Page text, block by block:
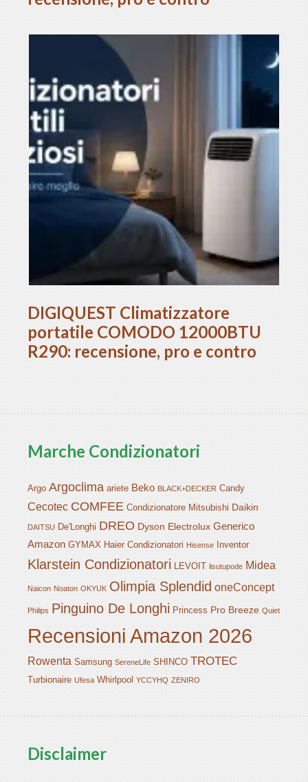
DIGIQUEST Climatizzatore
portatile COMODO 12000BTU
R290: recensione, pro e contro
Marche Condizionatori
Argo Argoclima ariete Beko BLACK+DECKER Candy
Cecotec COMFEE Condizionatore Mitsubishi Daikin
DAITSU De'Longhi DREO Dyson Electrolux Generico
Amazon GYMAX Haier Condizionatori Hisense Inventor
Klarstein Condizionatori LEVOIT lisutupode Midea
Naicon Noaton OKYUK Olimpia Splendid oneConcept
Philips Pinguino De Longhi Princess Pro Breeze Quiet
Recensioni Amazon 2026
Rowenta Samsung SereneLife SHINCO TROTEC
Turbionaire Ufesa Whirlpool YCCYHQ ZENIRO
Disclaimer